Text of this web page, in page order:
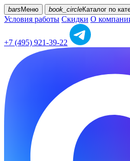
bars Меню book_circleКаталог по
Условия работы Скидки О
+7 (495) 921-39-22